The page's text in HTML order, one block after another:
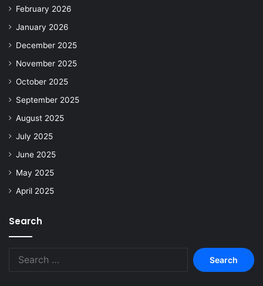
February 2026
January 2026
December 2025
November 2025
October 2025
September 2025
August 2025
July 2025
June 2025
May 2025
April 2025
Search